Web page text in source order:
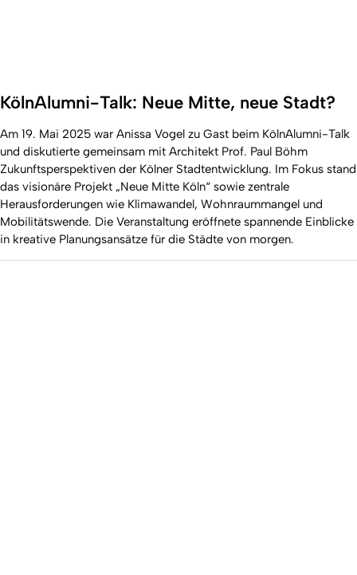
KölnAlumni-Talk: Neue Mitte, neue Stadt?
Am 19. Mai 2025 war Anissa Vogel zu Gast beim KölnAlumni-Talk
und diskutierte gemeinsam mit Architekt Prof. Paul Böhm
Zukunftsperspektiven der Kölner Stadtentwicklung. Im Fokus stand
das visionäre Projekt „Neue Mitte Köln“ sowie zentrale
Herausforderungen wie Klimawandel, Wohnraummangel und
Mobilitätswende. Die Veranstaltung eröffnete spannende Einblicke
in kreative Planungsansätze für die Städte von morgen.